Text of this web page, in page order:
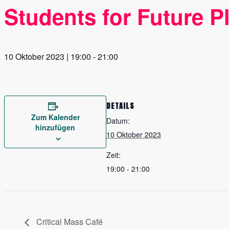
Students for Future
10 Oktober 2023 | 19:00 -21:00
Zum Kalender
hinzufügen
DETAILS
Datum:
10 Oktober 2023
Zeit:
19:00 - 21:00
Critical Mass Café